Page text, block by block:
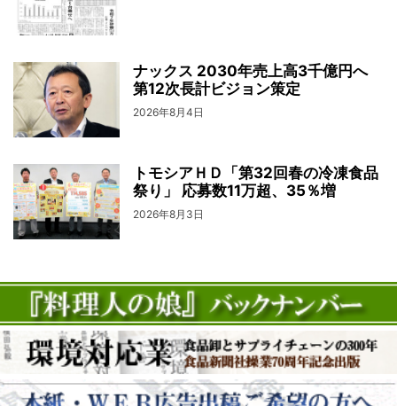
ナックス 2030年売上高3千億円へ
第12次長計ビジョン策定
2026年8月4日
トモシアＨＤ「第32回春の冷凍食品
祭り」 応募数11万超、35％増
2026年8月3日